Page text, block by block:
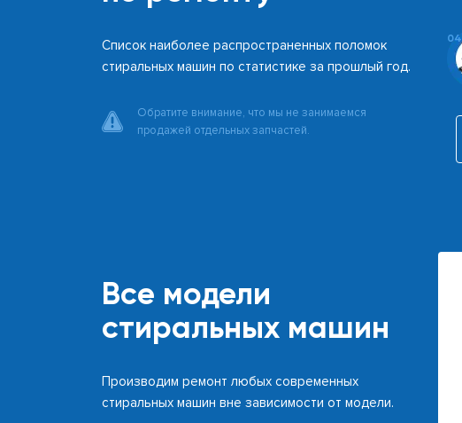
Список наиболее распространенных поломок
стиральных машин по статистике за прошлый год.
Обратите внимание, что мы не занимаемся
продажей отдельных запчастей.
04
Все модели
стиральных машин
Производим ремонт любых современных
стиральных машин вне зависимости от модели.